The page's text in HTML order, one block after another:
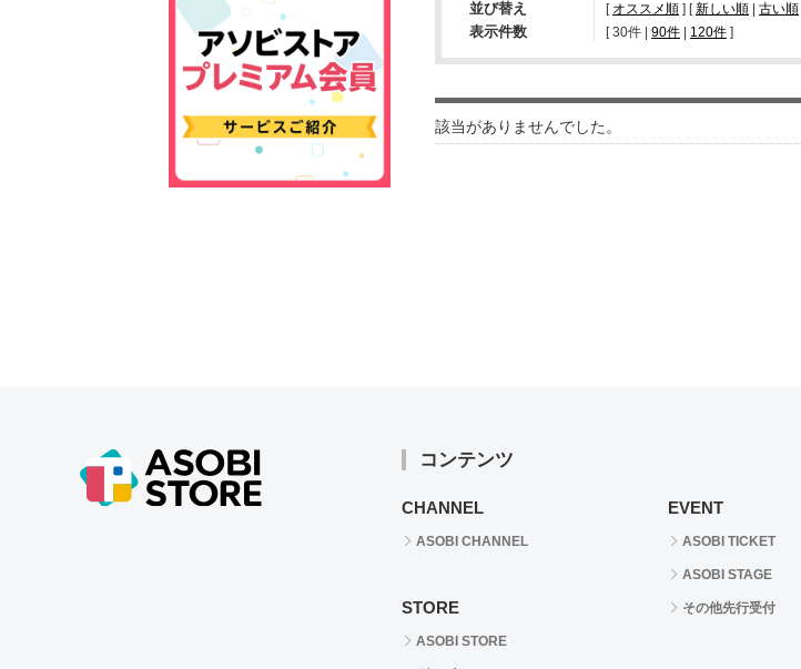
並び替え [ オススメ順 ] [新しい順 | 古い順
表示件数 [ 30件 | 90件 | 120件 ]
該当がありませんでした。
コンテンツ
CHANNEL
ASOBI CHANNEL
STORE
ASOBI STORE
EVENT
ASOBI TICKET
ASOBI STAGE
その他先行受付